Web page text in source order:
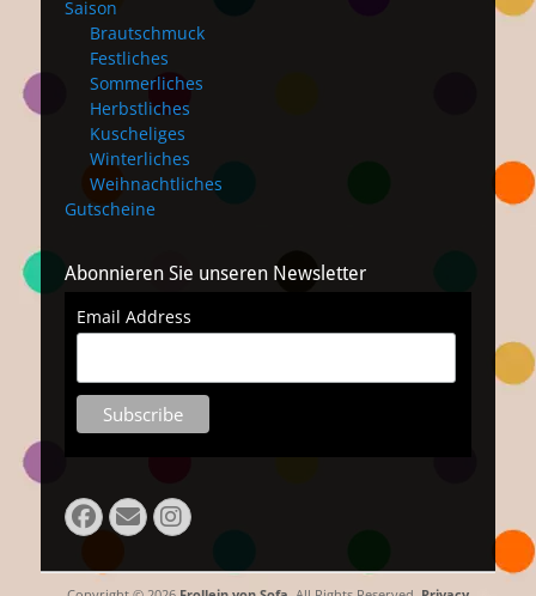
Saison
Brautschmuck
Festliches
Sommerliches
Herbstliches
Kuscheliges
Winterliches
Weihnachtliches
Gutscheine
Abonnieren Sie unseren Newsletter
Email Address
Facebook
EmailInstagram